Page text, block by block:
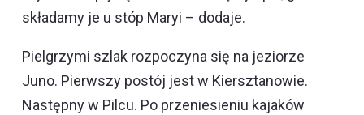
składamy je u stóp Maryi – dodaje.
Pielgrzymi szlak rozpoczyna się na jeziorze
Juno. Pierwszy postój jest w Kiersztanowie.
Następny w Pilcu. Po przeniesieniu kajaków